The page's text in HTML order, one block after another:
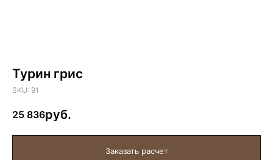
Турин грис
SKU: 91
25 836